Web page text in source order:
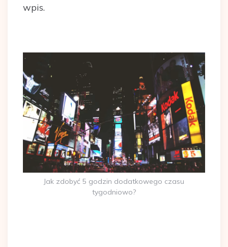
wpis.
Jak zdobyć 5 godzin dodatkowego czasu
tygodniowo?